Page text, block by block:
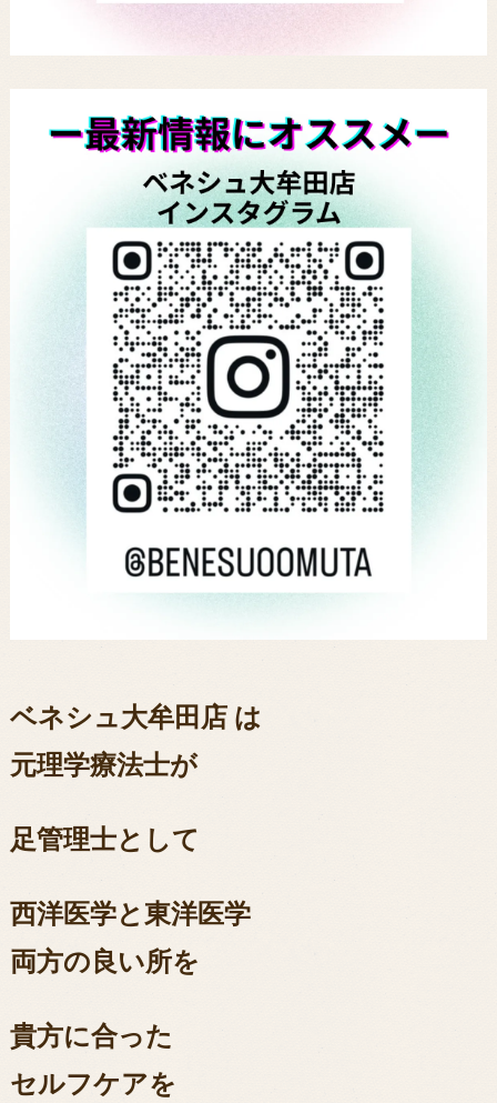
ベネシュ大牟田店 は
元理学療法士が
足管理士として
西洋医学と東洋医学
両方の良い所を
貴方に合った
セルフケアを